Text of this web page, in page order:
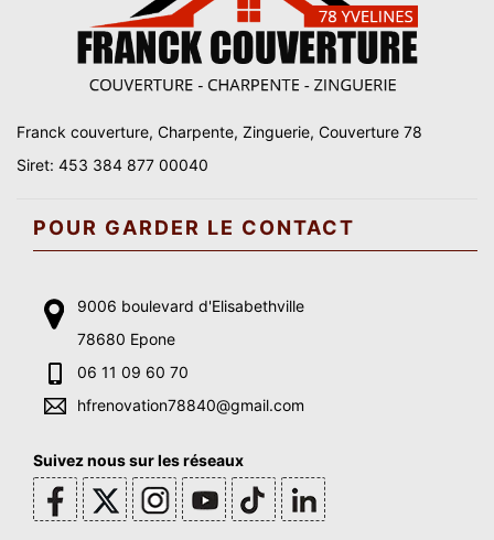
Franck couverture, Charpente, Zinguerie, Couverture 78
Siret: 453 384 877 00040
POUR GARDER LE CONTACT
9006 boulevard d'Elisabethville
78680 Epone
06 11 09 60 70
hfrenovation78840@gmail.com
Suivez nous sur les réseaux